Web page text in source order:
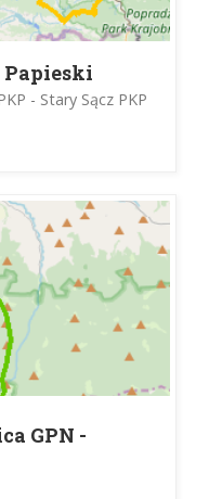
Papieski
- Stary Sącz PKP
GPN -
Turbaczu